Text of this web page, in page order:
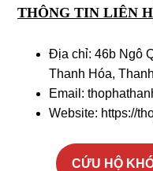
THÔNG TIN LIÊN
Địa chỉ: 46b Ngô
Thanh Hóa,
Email:
Website: https://
CỨU HỘ